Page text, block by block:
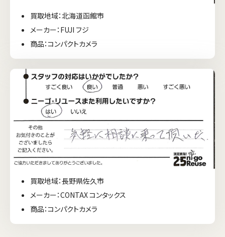
買取地域：北海道函館市
メーカー：FUJI フジ
商品：コンパクトカメラ
買取地域：長野県佐久市
メーカー：CONTAX コンタックス
商品：コンパクトカメラ